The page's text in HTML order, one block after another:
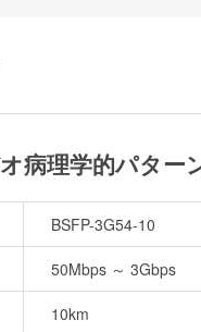
病理学的パター
BSFP-3G54-10
50Mbps ～ 3Gbps
10km